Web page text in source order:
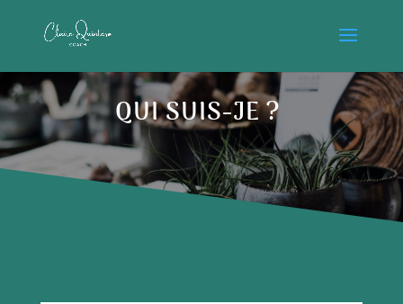
QUI SUIS-JE ?